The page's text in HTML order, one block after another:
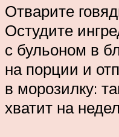
Отварите
Остудите
с бульоном в
на порции и
в морозилку:
хватит на